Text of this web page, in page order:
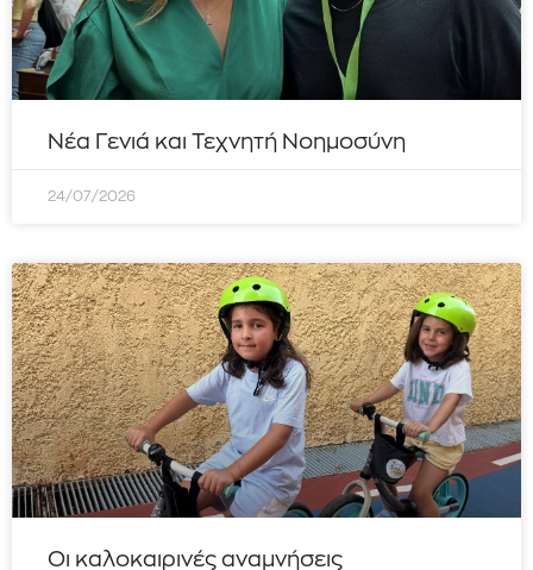
Νέα Γενιά και Τεχνητή Νοημοσύνη
24/07/2026
Οι καλοκαιρινές αναμνήσεις